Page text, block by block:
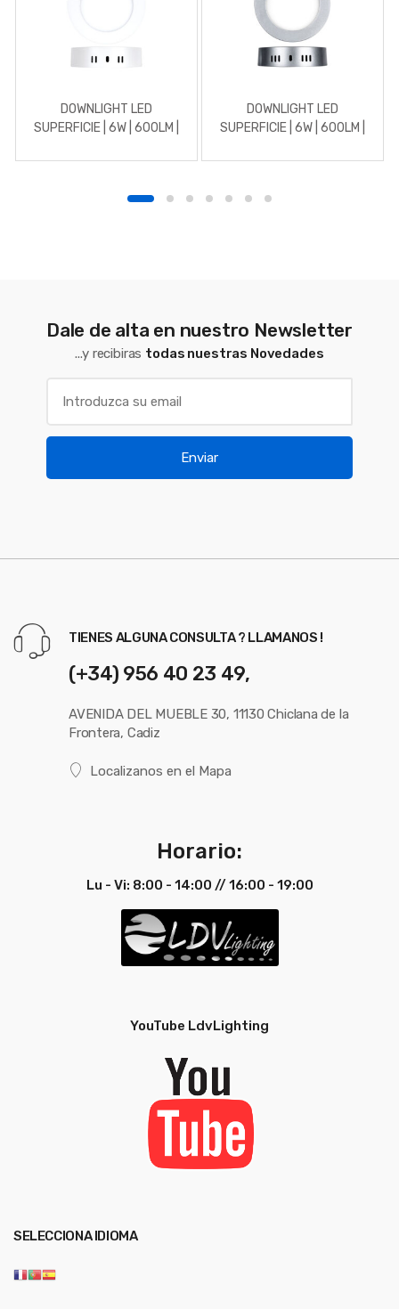
DOWNLIGHT LED
SUPERFICIE | 6W | 600LM |
DOWNLIGHT LED
SUPERFICIE | 6W | 600LM |
MATE
Dale de alta en nuestro Newsletter
...y recibiras todas nuestras Novedades
Enviar
TIENES ALGUNA CONSULTA ? LLAMANOS !
(+34) 956 40 23 49,
AVENIDA DEL MUEBLE 30, 11130 Chiclana de la
Frontera, Cadiz
Localizanos en el Mapa
Horario:
Lu - Vi: 8:00 - 14:00 // 16:00 - 19:00
YouTube LdvLighting
SELECCIONA IDIOMA